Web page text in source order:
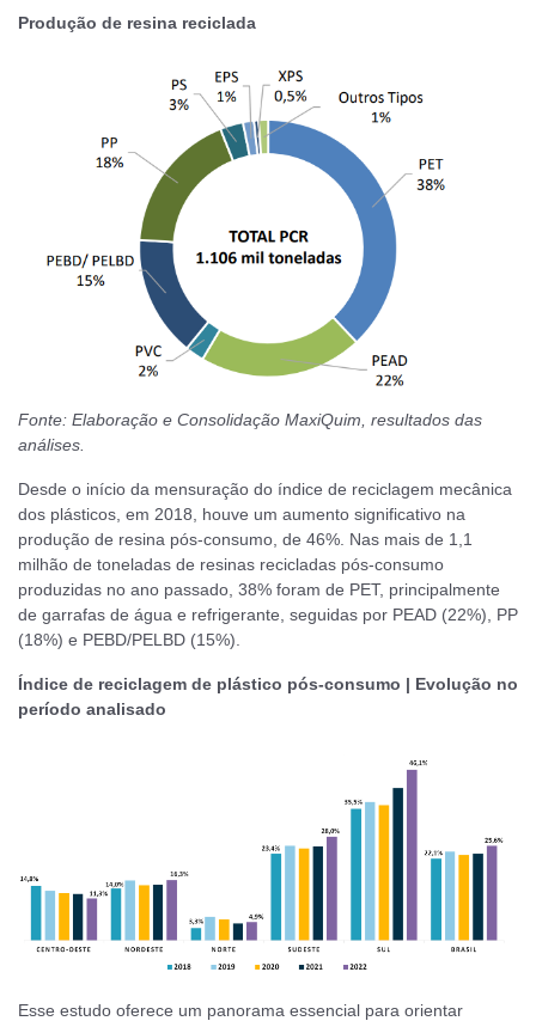
Produção de resina reciclada
Fonte: Elaboração e Consolidação MaxiQuim, resultados das
análises.
Desde o início da mensuração do índice de reciclagem mecânica
dos plásticos, em 2018, houve um aumento significativo na
produção de resina pós-consumo, de 46%. Nas mais de 1,1
milhão de toneladas de resinas recicladas pós-consumo
produzidas no ano passado, 38% foram de PET, principalmente
de garrafas de água e refrigerante, seguidas por PEAD (22%), PP
(18%) e PEBD/PELBD (15%).
Índice de reciclagem de plástico pós-consumo | Evolução no
período analisado
Esse estudo oferece um panorama essencial para orientar